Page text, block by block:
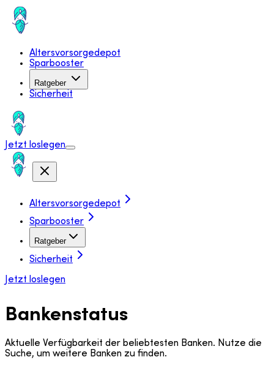
Altersvorsorgedepot
Sparbooster
Ratgeber
Sicherheit
Jetzt loslegen
Altersvorsorgedepot
Sparbooster
Ratgeber
Sicherheit
Jetzt loslegen
Bankenstatus
Aktuelle Verfügbarkeit der beliebtesten Banken. Nutze die
Suche, um weitere Banken zu finden.